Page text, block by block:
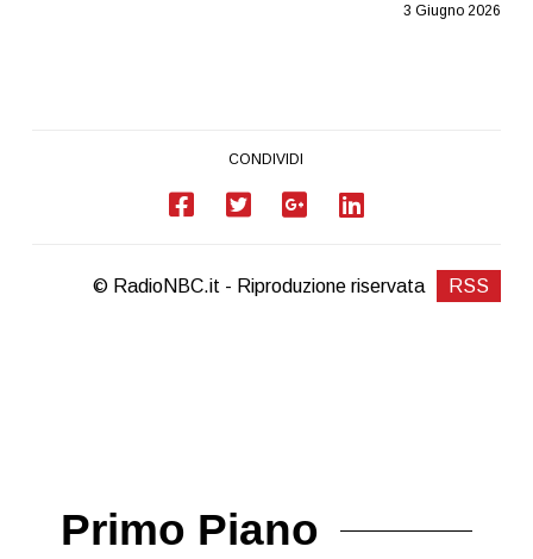
3 Giugno 2026
CONDIVIDI
© RadioNBC.it - Riproduzione riservata RSS
Primo Piano